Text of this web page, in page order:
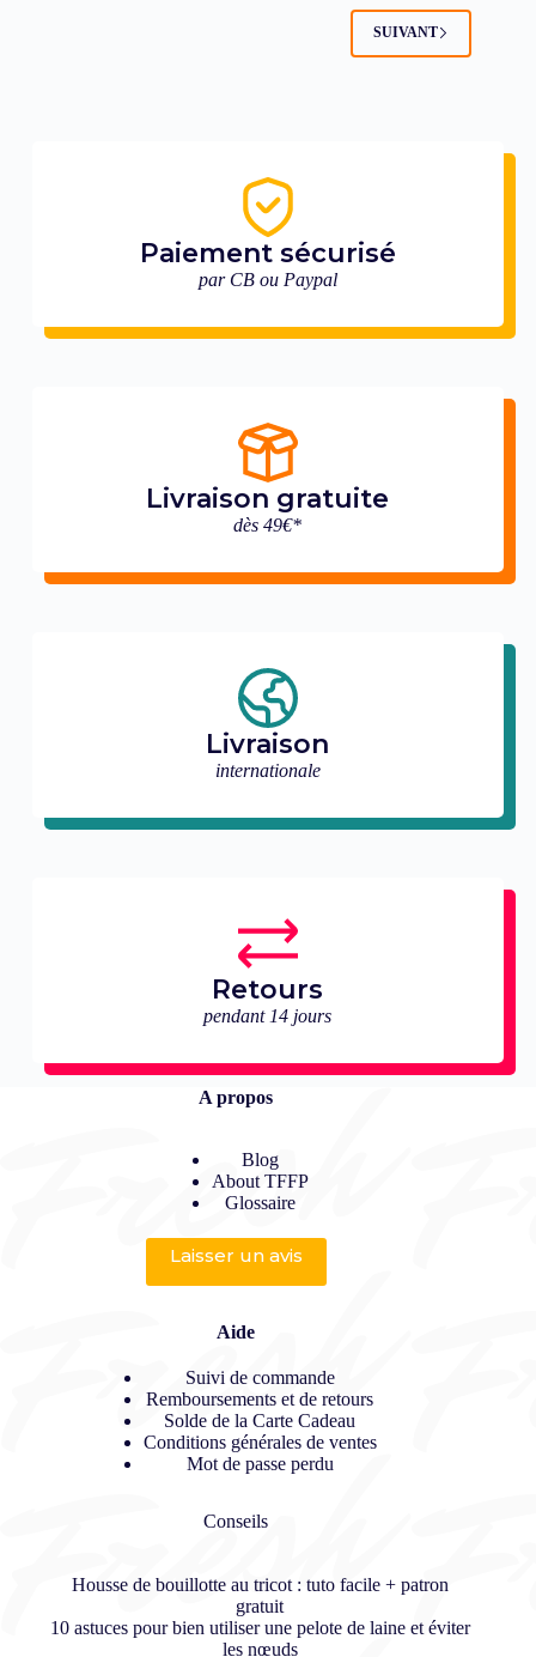
SUIVANT
Paiement sécurisé
par CB ou Paypal
Livraison gratuite
dès 49€*
Livraison
internationale
Retours
pendant 14 jours
A propos
Blog
About TFFP
Glossaire
Laisser un avis
Aide
Suivi de commande
Remboursements et de retours
Solde de la Carte Cadeau
Conditions générales de ventes
Mot de passe perdu
Conseils
Housse de bouillotte au tricot : tuto facile + patron
gratuit
10 astuces pour bien utiliser une pelote de laine et éviter
les nœuds